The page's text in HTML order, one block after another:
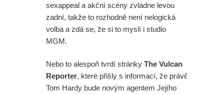
sexappeal a akční scény zvládne levou
zadní, takže to rozhodně není nelogická
volba a zdá se, že si to myslí i studio
MGM.
Nebo to alespoň tvrdí stránky The Vulcan
Reporter, které přišly s informací, že právě
Tom Hardy bude novým agentem Jejího